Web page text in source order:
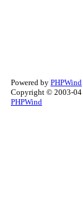
Powered by PHPWind
Copyright © 2003-04
PHPWind